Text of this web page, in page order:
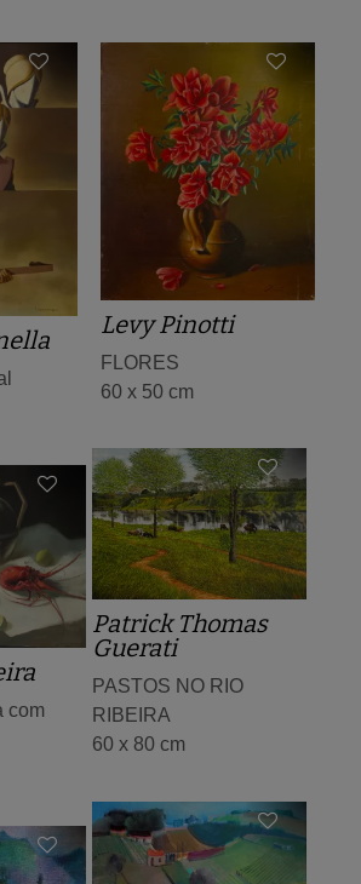
Levy Pinotti
FLORES
60 x 50 cm
Patrick Thomas
Guerati
PASTOS NO RIO
RIBEIRA
60 x 80 cm
com